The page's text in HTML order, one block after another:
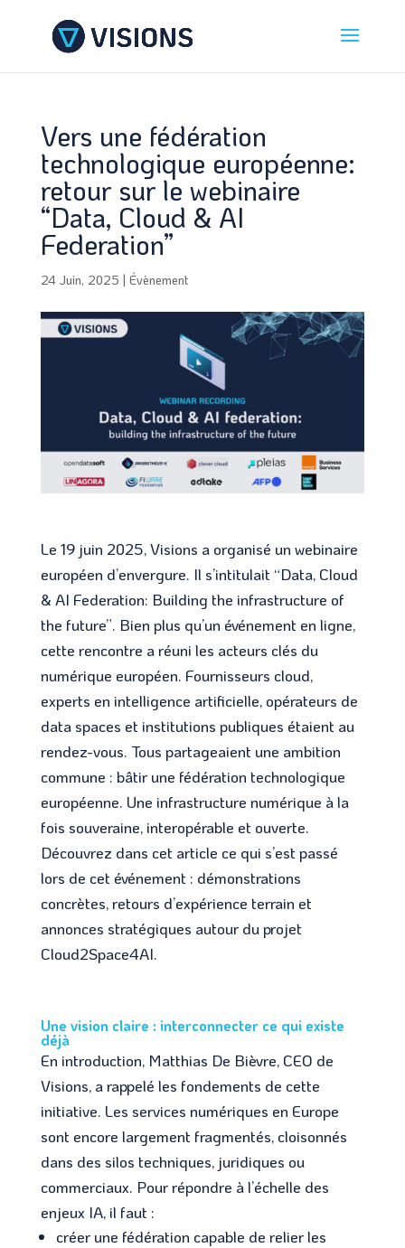
Vers une fédération
technologique européenne:
retour sur le webinaire
“Data, Cloud & AI
Federation”
24 Juin, 2025 | Évènement
Le 19 juin 2025, Visions a organisé un webinaire
européen d’envergure. Il s’intitulait “Data, Cloud
& AI Federation: Building the infrastructure of
the future”. Bien plus qu’un événement en ligne,
cette rencontre a réuni les acteurs clés du
numérique européen. Fournisseurs cloud,
experts en intelligence artificielle, opérateurs de
data spaces et institutions publiques étaient au
rendez-vous. Tous partageaient une ambition
commune : bâtir une fédération technologique
européenne. Une infrastructure numérique à la
fois souveraine, interopérable et ouverte.
Découvrez dans cet article ce qui s’est passé
lors de cet événement : démonstrations
concrètes, retours d’expérience terrain et
annonces stratégiques autour du projet
Cloud2Space4AI.
Une vision claire : interconnecter ce qui existe
déjà
En introduction, Matthias De Bièvre, CEO de
Visions, a rappelé les fondements de cette
initiative. Les services numériques en Europe
sont encore largement fragmentés, cloisonnés
dans des silos techniques, juridiques ou
commerciaux. Pour répondre à l’échelle des
enjeux IA, il faut :
créer une fédération capable de relier les